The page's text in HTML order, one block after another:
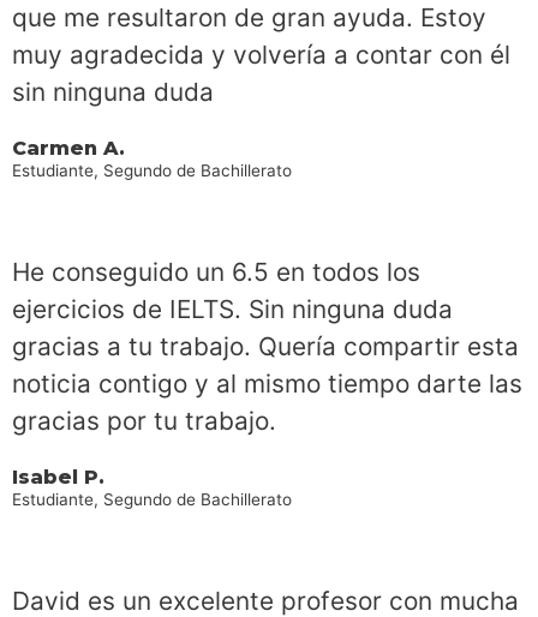
que me resultaron de gran ayuda. Estoy
muy agradecida y volvería a contar con él
sin ninguna duda
Carmen A.
Estudiante, Segundo de Bachillerato
He conseguido un 6.5 en todos los
ejercicios de IELTS. Sin ninguna duda
gracias a tu trabajo. Quería compartir esta
noticia contigo y al mismo tiempo darte las
gracias por tu trabajo.
Isabel P.
Estudiante, Segundo de Bachillerato
David es un excelente profesor con mucha